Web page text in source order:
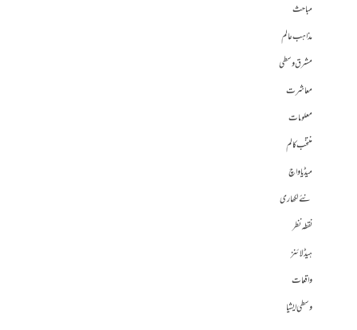
مباحث
مذاہب عالم
مشرق وسطی
معاشرت
معلومات
منتخب کالم
میڈیا واچ
نئے لکھاری
نقطہ نظر
ہیڈلائنز
واقعات
وسطی ایشیا